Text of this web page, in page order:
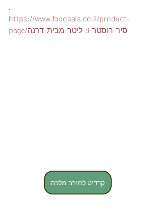
.
https://www.foodeals.co.il/product-
page/סיר-רוסטר-8-ליטר-מבית-דרנה
קרדיט למירב מלכה